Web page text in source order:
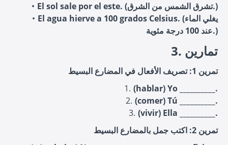
El sol sale por el este. (تشرق الشمس من الشرق.)
El agua hierve a 100 grados Celsius. (يغلي الماء
عند 100 درجة مئوية.)
3. تمارين
تمرين 1: تصريف الأفعال في المضارع البسيط
(hablar) Yo __________.
(comer) Tú __________.
(vivir) Ella __________.
تمرين 2: اكتب جمل بالمضارع البسيط